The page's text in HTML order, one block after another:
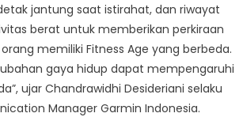
jantung saat istirahat, dan riwayat
berat untuk memberikan perkiraan
memiliki Fitness Age yang berbeda.
gaya hidup dapat mempengaruhi
ujar Chandrawidhi Desideriani selaku
Manager Garmin Indonesia.